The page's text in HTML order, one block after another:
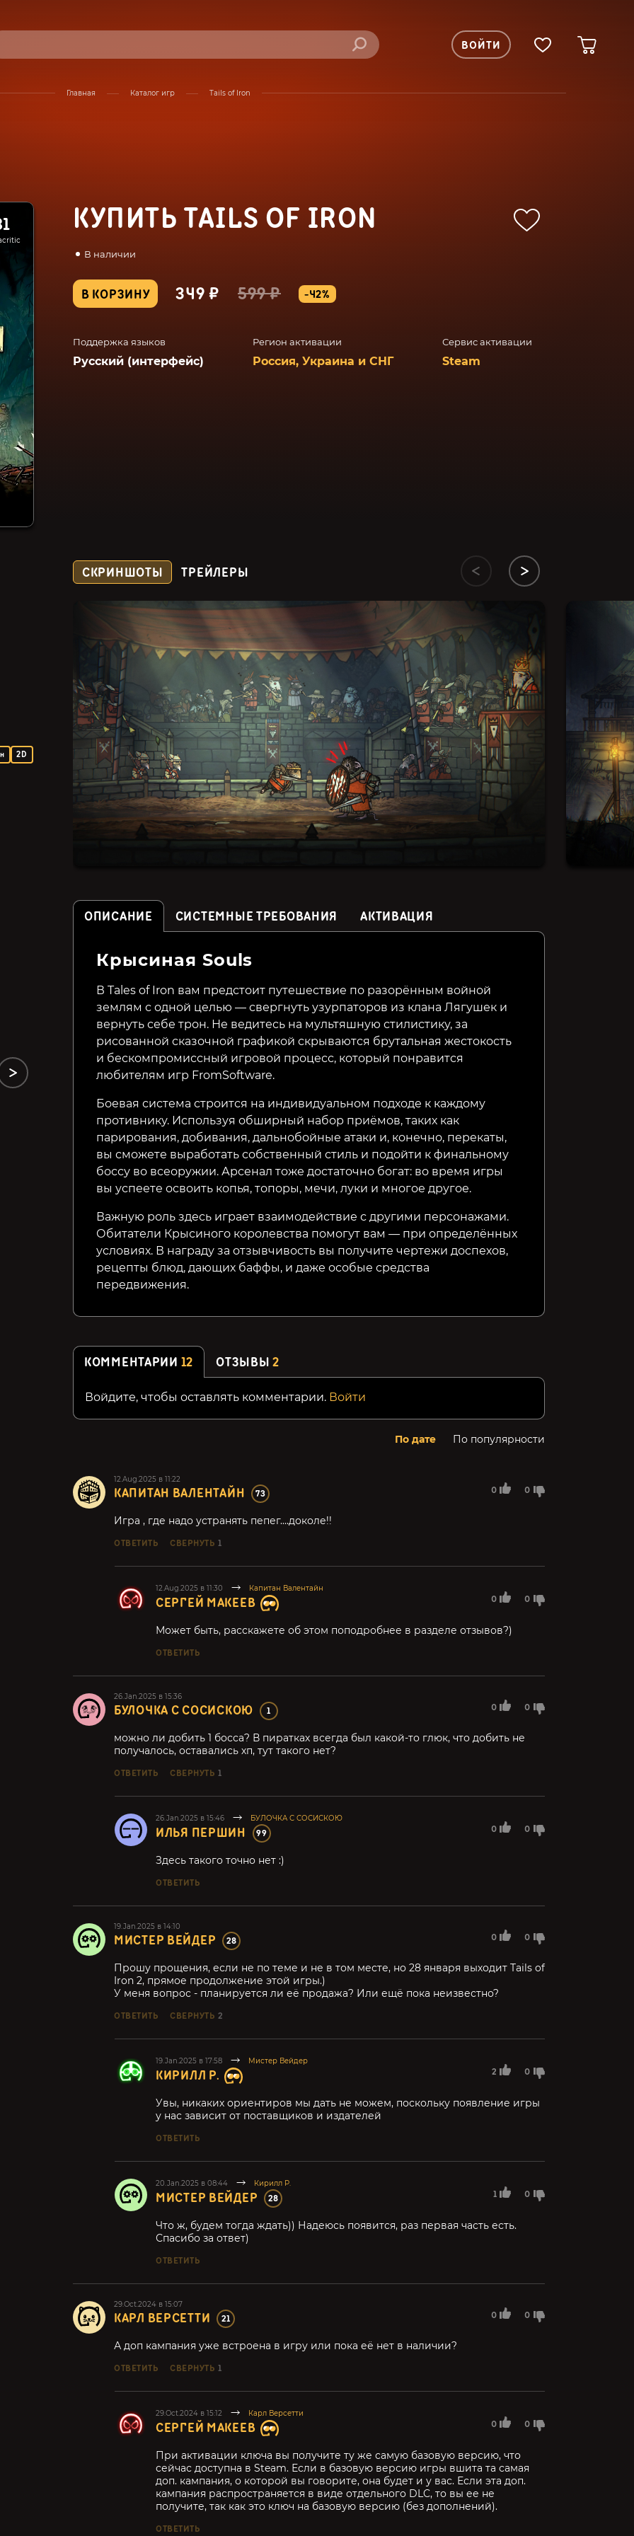
ВОЙТИ
Главная Каталог игр Tails of Iron
КУПИТЬ TAILS OF IRON
В наличии
В КОРЗИНУ 349 ₽ 599 ₽ -42%
Поддержка языков
Русский (интерфейс)
Регион активации
Россия, Украина и СНГ
Сервис активации
Steam
2D
СКРИНШОТЫ ТРЕЙЛЕРЫ
There Is No Light:
Enhanced Edition
29% 699₽ 61% 499₽ 17% 269₽
ОПИСАНИЕ СИСТЕМНЫЕ ТРЕБОВАНИЯ АКТИВАЦИЯ
Крысиная Souls
В Tales of Iron вам предстоит путешествие по разорённым войной
землям с одной целью — свергнуть узурпаторов из клана Лягушек и
вернуть себе трон. Не ведитесь на мультяшную стилистику, за
рисованной сказочной графикой скрываются брутальная жестокость
и бескомпромиссный игровой процесс, который понравится
любителям игр FromSoftware.
Боевая система строится на индивидуальном подходе к каждому
противнику. Используя обширный набор приёмов, таких как
парирования, добивания, дальнобойные атаки и, конечно, перекаты,
вы сможете выработать собственный стиль и подойти к финальному
боссу во всеоружии. Арсенал тоже достаточно богат: во время игры
вы успеете освоить копья, топоры, мечи, луки и многое другое.
Важную роль здесь играет взаимодействие с другими персонажами.
Обитатели Крысиного королевства помогут вам — при определённых
условиях. В награду за отзывчивость вы получите чертежи доспехов,
рецепты блюд, дающих баффы, и даже особые средства
передвижения.
КОММЕНТАРИИ 12 ОТЗЫВЫ2
Войдите, чтобы оставлять комментарии. Войти
По дате По популярности
12.Aug.2025 в 11:22
КАПИТАН ВАЛЕНТАЙН 73 0 0
Игра , где надо устранять пепег....доколе!!
ОТВЕТИТЬ СВЕРНУТЬ 1
12.Aug.2025 в 11:30 Капитан Валентайн
СЕРГЕЙ МАКЕЕВ 0 0
Может быть, расскажете об этом поподробнее в разделе отзывов?)
ОТВЕТИТЬ
26.Jan.2025 в 15:36
БУЛОЧКА С СОСИСКОЮ 1 0 0
можно ли добить 1 босса? В пиратках всегда был какой-то глюк, что добить не
получалось, оставались хп, тут такого нет?
ОТВЕТИТЬ СВЕРНУТЬ 1
26.Jan.2025 в 15:46 БУЛОЧКА С СОСИСКОЮ
ИЛЬЯ ПЕРШИН 99 0 0
Здесь такого точно нет :)
ОТВЕТИТЬ
19.Jan.2025 в 14:10
МИСТЕР ВЕЙДЕР 28 0 0
Прошу прощения, если не по теме и не в том месте, но 28 января выходит Tails of
Iron 2, прямое продолжение этой игры.)
У меня вопрос - планируется ли её продажа? Или ещё пока неизвестно?
ОТВЕТИТЬ СВЕРНУТЬ 2
19.Jan.2025 в 17:58 Мистер Вейдер
КИРИЛЛ Р. 2 0
Увы, никаких ориентиров мы дать не можем, поскольку появление игры
у нас зависит от поставщиков и издателей
ОТВЕТИТЬ
20.Jan.2025 в 08:44 Кирилл Р.
МИСТЕР ВЕЙДЕР 28 1 0
Что ж, будем тогда ждать)) Надеюсь появится, раз первая часть есть.
Спасибо за ответ)
ОТВЕТИТЬ
29.Oct.2024 в 15:07
КАРЛ ВЕРСЕТТИ 21 0 0
А доп кампания уже встроена в игру или пока её нет в наличии?
ОТВЕТИТЬ СВЕРНУТЬ 1
29.Oct.2024 в 15:12 Карл Версетти
СЕРГЕЙ МАКЕЕВ 0 0
При активации ключа вы получите ту же самую базовую версию, что
сейчас доступна в Steam. Если в базовую версию игры вшита та самая
доп. кампания, о которой вы говорите, она будет и у вас. Если эта доп.
кампания распространяется в виде отдельного DLC, то вы ее не
получите, так как это ключ на базовую версию (без дополнений).
ОТВЕТИТЬ